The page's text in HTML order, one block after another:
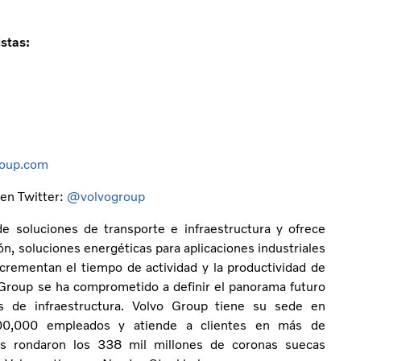
Twitter: @volvogroup
soluciones de transporte e infraestructura y ofrece
soluciones energéticas para aplicaciones industriales
el tiempo de actividad y la productividad de
se ha comprometido a definir el panorama futuro
de infraestructura. Volvo Group tiene su sede en
empleados y atiende a clientes en más de
rondaron los 338 mil millones de coronas suecas